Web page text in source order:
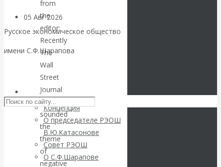
Русское экономическое общество
имени С.Ф.Шарапова
Skip to content
РЭОШ
Концепция
О председателе РЭОШ
В.Ю.Катасонове
Совет РЭОШ
О С.Ф.Шарапове
05 Авг 2026
Валентин
Катасонов. Еще
раз на тему
блокировки
банковских
счетов
from
the
editor:
Recently
The
Wall
Street
Journal
again
sounded
the
theme
of
negative